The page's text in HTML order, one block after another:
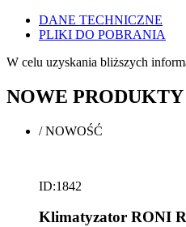
DANE TECHNICZNE
PLIKI DO POBRANIA
W celu uzyskania bliższych
NOWE PRODUKTY
/NOWOŚĆ
ID:1842
Klimatyzator RONI